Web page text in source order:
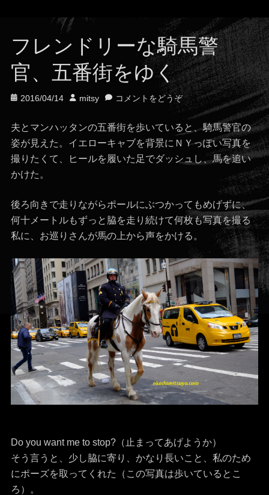
フレンドリーな騎馬警
官、五番街をゆく
投
日
2016/04/14
投
者
mitsy コメントをどうぞ
夫とマンハッタンの五番街を歩いていると、騎馬警官の
姿が見えた。イエローキャブを背景にＮＹっぽい写真を
撮りたくて、ヒールを履いた足でダッシュし、馬を追い
かけた。
後ろ向きで走りながらポールにぶつかってもめげずに、
何十メートルもずっと脇を走り続けて何枚も写真を撮る
私に、お巡りさんが馬の上から声をかける。
Do you want me to stop?（止まってあげようか）
そう言うと、少し脇に寄り、かなり長いこと、私のため
にポーズを取ってくれた（この写真は歩いているとこ
ろ）。